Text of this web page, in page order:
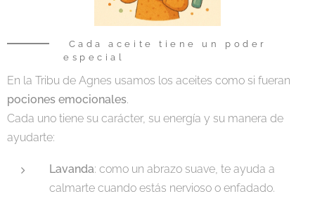
Cada aceite tiene un poder
especial
En la Tribu de Agnes usamos los aceites como si fueran
pociones emocionales.
Cada uno tiene su carácter, su energía y su manera de
ayudarte:
Lavanda: como un abrazo suave, te ayuda a
calmarte cuando estás nervioso o enfadado.